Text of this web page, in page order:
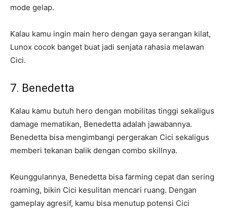
mode gelap.
Kalau kamu ingin main hero dengan gaya serangan kilat,
Lunox cocok banget buat jadi senjata rahasia melawan
Cici.
7. Benedetta
Kalau kamu butuh hero dengan mobilitas tinggi sekaligus
damage mematikan, Benedetta adalah jawabannya.
Benedetta bisa mengimbangi pergerakan Cici sekaligus
memberi tekanan balik dengan combo skillnya.
Keunggulannya, Benedetta bisa farming cepat dan sering
roaming, bikin Cici kesulitan mencari ruang. Dengan
gameplay agresif, kamu bisa menutup potensi Cici